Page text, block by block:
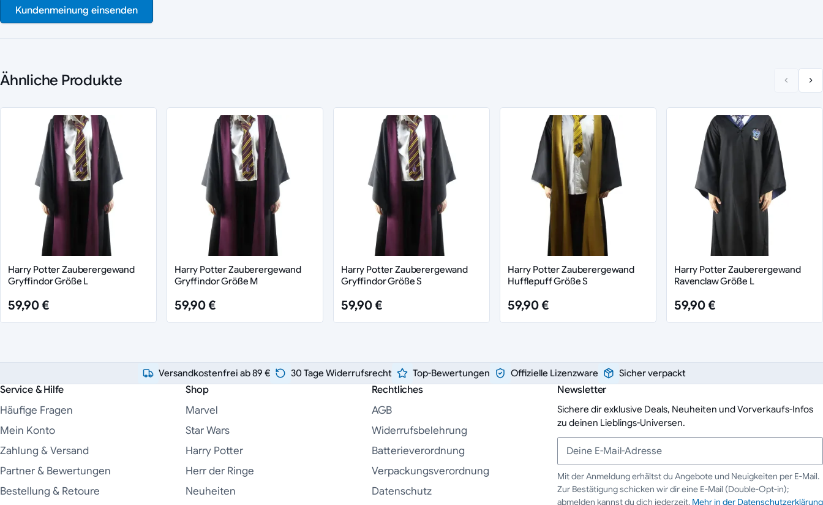
Kundenmeinung einsenden
Ähnliche Produkte
Harry Potter Zauberergewand
Gryffindor Größe L
59,90 €
Harry Potter Zauberergewand
Gryffindor Größe M
59,90 €
Harry Potter Zauberergewand
Gryffindor Größe S
59,90 €
Harry Potter Zauberergewand
Hufflepuff Größe S
59,90 €
Harry Potter Zauberergewand
Ravenclaw Größe L
59,90 €
Versandkostenfrei ab 89 € 30 Tage Widerrufsrecht Top-Bewertungen Offizielle Lizenzware Sicher verpackt
Service & Hilfe
Häufige Fragen
Mein Konto
Zahlung & Versand
Partner & Bewertungen
Bestellung & Retoure
Shop
Marvel
Star Wars
Harry Potter
Herr der Ringe
Neuheiten
Rechtliches
AGB
Widerrufsbelehrung
Batterieverordnung
Verpackungsverordnung
Datenschutz
Newsletter
Sichere dir exklusive Deals, Neuheiten und Vorverkaufs-Infos
zu deinen Lieblings-Universen.
Deine E-Mail-Adresse
Mit der Anmeldung erhältst du Angebote und Neuigkeiten per E-Mail.
Zur Bestätigung schicken wir dir eine E-Mail (Double-Opt-in);
abmelden kannst du dich jederzeit. Mehr in der Datenschutzerklärung